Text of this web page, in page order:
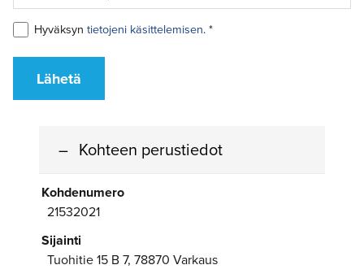
Hyväksyn tietojeni käsittelemisen. *
Lähetä
Kohteen perustiedot
Kohdenumero
21532021
Sijainti
Tuohitie 15 B 7, 78870 Varkaus